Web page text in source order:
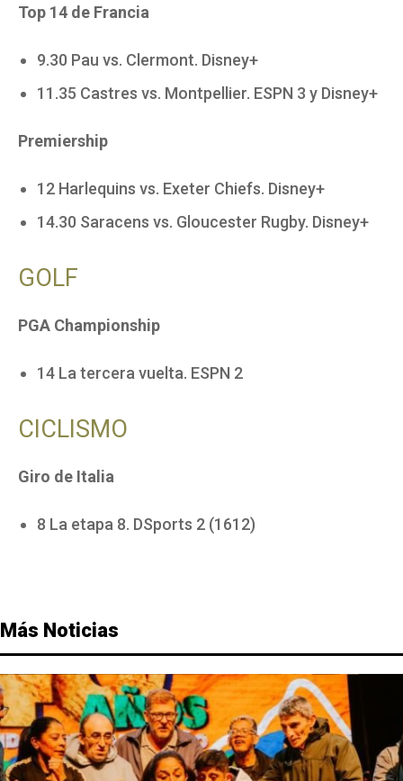
Top 14 de Francia
9.30 Pau vs. Clermont. Disney+
11.35 Castres vs. Montpellier. ESPN 3 y Disney+
Premiership
12 Harlequins vs. Exeter Chiefs. Disney+
14.30 Saracens vs. Gloucester Rugby. Disney+
GOLF
PGA Championship
14 La tercera vuelta. ESPN 2
CICLISMO
Giro de Italia
8 La etapa 8. DSports 2 (1612)
Más Noticias